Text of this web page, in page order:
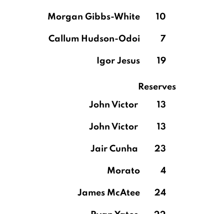
Morgan Gibbs-White 10
Callum Hudson-Odoi 7
Igor Jesus 19
Reserves
John Victor
13
John Victor 13
Jair Cunha 23
Morato 4
James McAtee 24